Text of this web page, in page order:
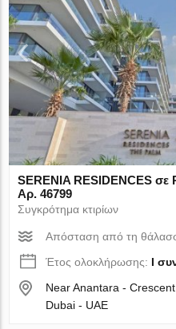
SERENIA RESIDENCES
Αρ. 46799
Συγκρότημα κτιρίων
Απόσταση από τη
Έτος ολοκλήρωσης: I
Near Anantara -
Dubai - UAE